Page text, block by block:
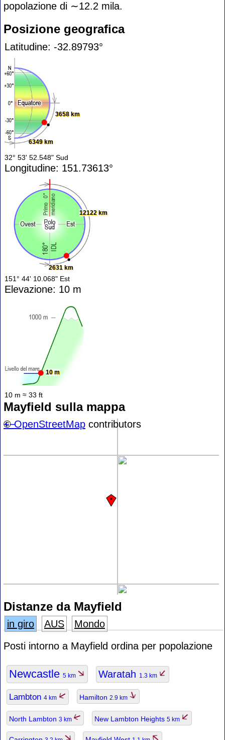
popolazione di ∼12.2 mila.
Posizione geografica
Latitudine: -32.89793°
6349 km
3658 km
32° 53' 52.548" Sud
Longitudine: 151.73613°
12122 km
2631 km
151° 44' 10.068" Est
Elevazione: 10 m
10 m
10 m ≈ 33 ft
Mayfield sulla mappa
+−
©OpenStreetMap contributors
Distanze da Mayfield
in giro AUS
Mondo
Posti intorno a Mayfield ordina per popolazione
Newcastle 5 km Waratah 1.3 km
Lambton 4 km Hamilton 2.9 km
North Lambton 3 km New Lambton Heights 5 km